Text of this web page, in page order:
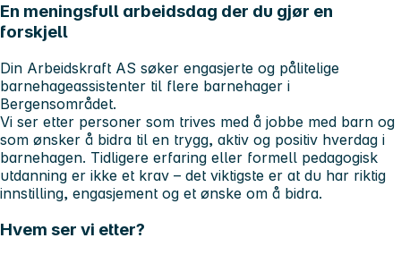
En meningsfull arbeidsdag der du gjør en
forskjell
Din Arbeidskraft AS søker engasjerte og pålitelige
barnehageassistenter til flere barnehager i
Bergensområdet.
Vi ser etter personer som trives med å jobbe med barn og
som ønsker å bidra til en trygg, aktiv og positiv hverdag i
barnehagen. Tidligere erfaring eller formell pedagogisk
utdanning er ikke et krav – det viktigste er at du har riktig
innstilling, engasjement og et ønske om å bidra.
Hvem ser vi etter?